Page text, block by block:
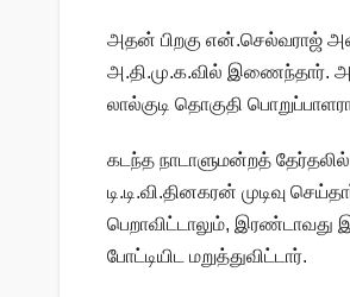
அதன் பிறகு என்.செல்வராஜ்
அ.தி.மு.க.வில் இணைந்தார்.
லால்குடி தொகுதி
கடந்த நாடாளுமன்றத்
டி.டி.வி.தினகரன் முடிவு
பெறாவிட்டாலும், இரண்டாவது
போட்டியிட மறுத்துவிட்டார்.